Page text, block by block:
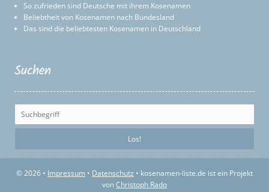
So zufrieden sind Deutsche mit ihrem Kosenamen
Beliebtheit von Kosenamen nach Bundesland
Das sind die beliebtesten Kosenamen in Deutschland
Suchen
© 2026 • Impressum • Datenschutz • kosenamen-liste.de ist ein Projekt
vonChristoph Rado